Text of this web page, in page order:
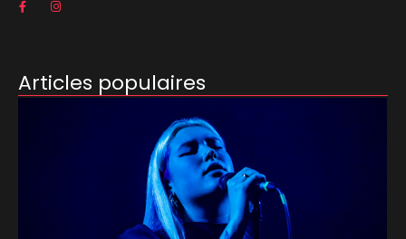
Articles populaires